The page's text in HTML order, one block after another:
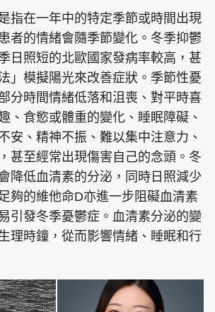
使用條款
版權及免責聲明
All rights reserved.
指在一年中的特定季節或時間出現
者的情緒會隨季節變化。冬季抑鬱
日照短的北歐國家發病率較高，甚
」模擬陽光來改善症狀。季節性憂
分時間情緒低落和沮喪、對平時喜
、食慾或體重的變化、睡眠障礙、
安、精神不振、難以集中注意力、
甚至經常出現傷害自己的念頭。冬
降低血清素的分泌，同時日照減少
夠的維他命D亦進一步阻礙血清素
引發冬季憂鬱症。血清素分泌的變
理時鐘，從而影響情緒、睡眠和行